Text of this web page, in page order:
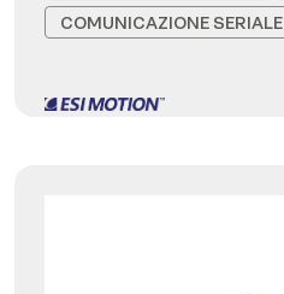
COMUNICAZIONE SERIALE